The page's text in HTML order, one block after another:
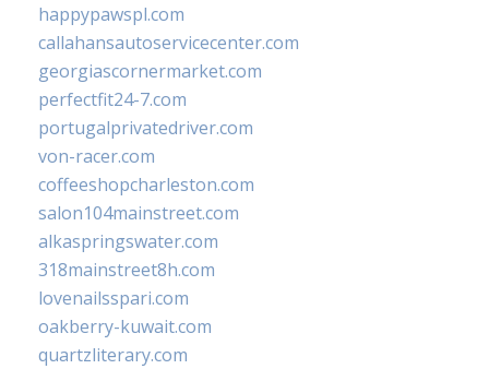
happypawspl.com
callahansautoservicecenter.com
georgiascornermarket.com
perfectfit24-7.com
portugalprivatedriver.com
von-racer.com
coffeeshopcharleston.com
salon104mainstreet.com
alkaspringswater.com
318mainstreet8h.com
lovenailsspari.com
oakberry-kuwait.com
quartzliterary.com